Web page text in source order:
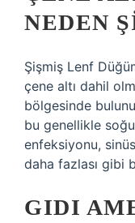
NEDEN
Şişmiş Lenf
çene altı dahil
bölgesinde
bu genellikle
enfeksiyonu,
daha fazlası gibi
GIDI